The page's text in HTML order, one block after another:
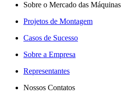
Sobre o Mercado das Máquinas
Projetos de Montagem
Casos de Sucesso
Sobre a Empresa
Representantes
Nossos Contatos